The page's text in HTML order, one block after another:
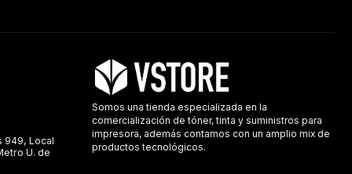
949, Local
U. de
Somos una tienda especializada en la
comercialización de tóner, tinta y suministros para
impresora, además contamos con un amplio mix de
productos tecnológicos.